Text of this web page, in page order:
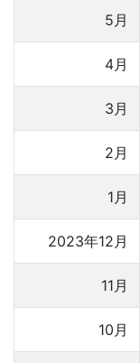
5月
4月
3月
2月
1月
2023年12月
11月
10月